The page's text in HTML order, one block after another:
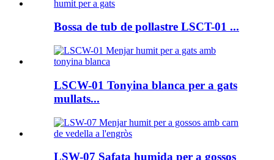
Bossa de tub de pollastre LSCT-01 ...
LSCW-01 Tonyina blanca per a gats
mullats...
LSW-07 Safata humida per a gossos